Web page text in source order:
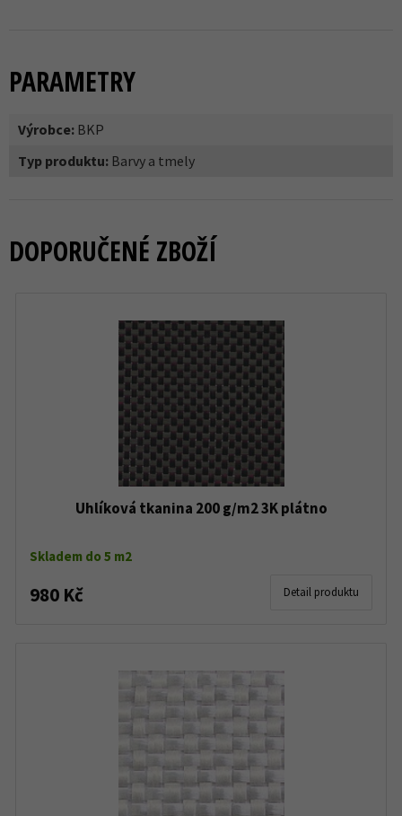
PARAMETRY
Výrobce: BKP
Typ produktu: Barvy a tmely
DOPORUČENÉ ZBOŽÍ
Uhlíková tkanina 200 g/m2 3K plátno
Skladem do 5 m2
980 Kč Detail produktu